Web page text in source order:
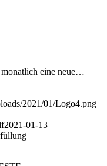
monatlich eine neue…
2021/01/Logo4.png
2021-01-13